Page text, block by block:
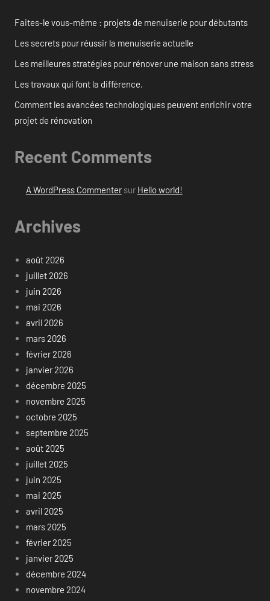
Faites-le vous-même : projets de menuiserie pour débutants
Les secrets pour réussir la menuiserie actuelle
Les meilleures stratégies pour rénover une maison sans stress
Les travaux qui font la différence.
Comment les avancées technologiques peuvent enrichir votre
projet de rénovation
Recent Comments
A WordPress Commentersur Hello world!
Archives
août 2026
juillet 2026
juin 2026
mai 2026
avril 2026
mars 2026
février 2026
janvier 2026
décembre 2025
novembre 2025
octobre 2025
septembre 2025
août 2025
juillet 2025
juin 2025
mai 2025
avril 2025
mars 2025
février 2025
janvier 2025
décembre 2024
novembre 2024